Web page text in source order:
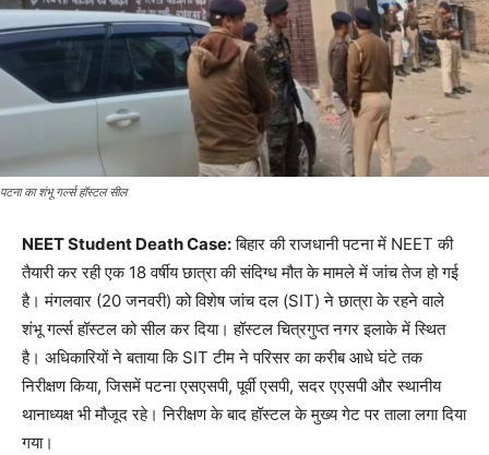
पटना का शंभू गर्ल्स हॉस्टल सील
NEET Student Death Case:बिहार की राजधानी पटना में NEET की
तैयारी कर रही एक 18 वर्षीय छात्रा की संदिग्ध मौत के मामले में जांच तेज हो गई
है। मंगलवार (20 जनवरी) को विशेष जांच दल (SIT) ने छात्रा के रहने वाले
शंभू गर्ल्स हॉस्टल को सील कर दिया। हॉस्टल चित्रगुप्त नगर इलाके में स्थित
है। अधिकारियों ने बताया कि SIT टीम ने परिसर का करीब आधे घंटे तक
निरीक्षण किया, जिसमें पटना एसएसपी, पूर्वी एसपी, सदर एएसपी और स्थानीय
थानाध्यक्ष भी मौजूद रहे। निरीक्षण के बाद हॉस्टल के मुख्य गेट पर ताला लगा दिया
गया।